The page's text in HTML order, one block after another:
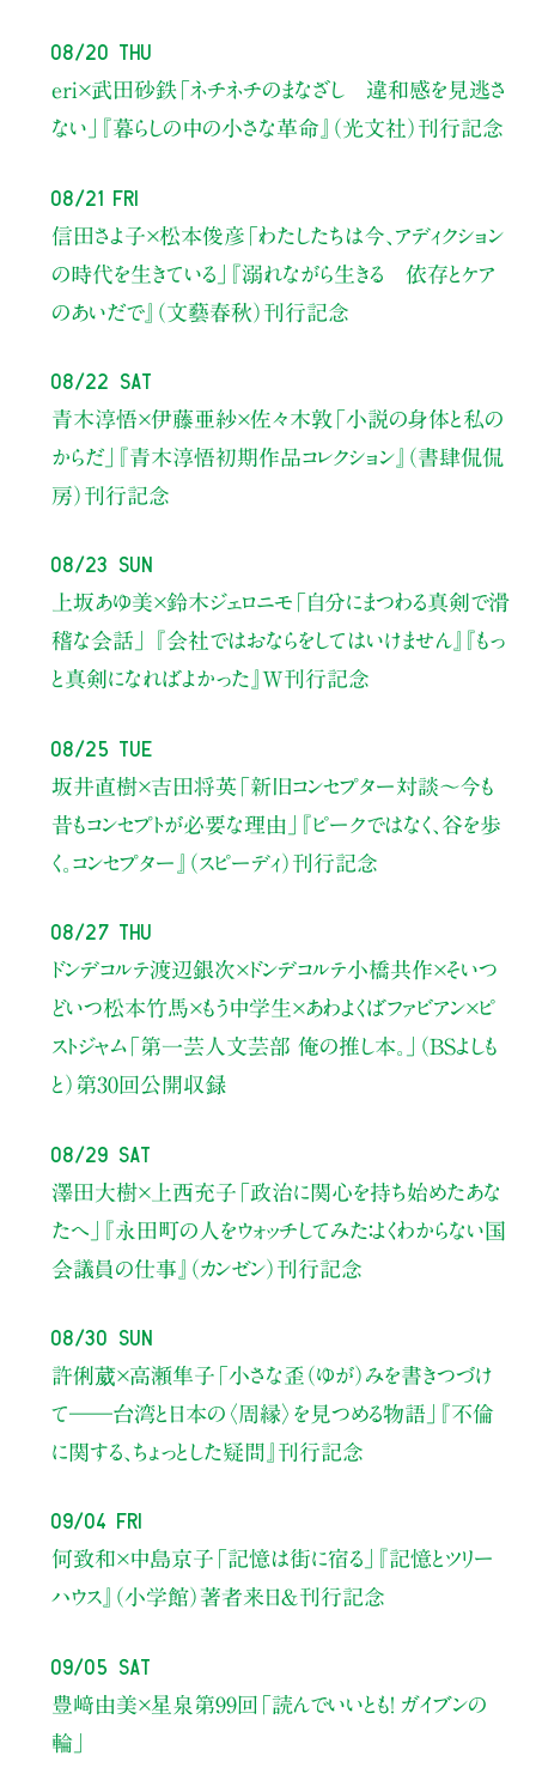
08/20 Thu
eri×武田砂鉄「ネチネチのまなざし 違和感を見逃さ
ない」
『暮らしの中の小さな革命』（光文社）刊行記念
08/21 Fri
信田さよ子×松本俊彦 「わたしたちは今、アディクション
の時代を生きている」
『溺れながら生きる 依存とケア
のあいだで』（文藝春秋）刊行記念
08/22 Sat
青木淳悟×伊藤亜紗×佐々木敦 「小説の身体と私の
からだ」
『青木淳悟初期作品コレクション』（書肆侃侃
房）刊行記念
08/23 Sun
上坂あゆ美×鈴木ジェロニモ 「自分にまつわる真剣で滑
稽な会話」
『会社ではおならをしてはいけません』『もっ
と真剣になればよかった』W刊行記念
08/25 Tue
坂井直樹×吉田将英「新旧コンセプター対談～今も
昔もコンセプトが必要な理由」
『ピークではなく、谷を歩
く。コンセプター』（スピーディ）刊行記念
08/27 Thu
ドンデコルテ渡辺銀次×ドンデコルテ小橋共作×そいつ
どいつ松本竹馬×もう中学生×あわよくばファビアン×ピ
ストジャム「第一芸人文芸部 俺の推し本。」（BSよしも
と） 第30回公開収録
08/29 Sat
澤田大樹×上西充子 「政治に関心を持ち始めたあな
たへ」
『永田町の人をウォッチしてみた：よくわからない国
会議員の仕事』（カンゼン）刊行記念
08/30 Sun
許俐葳×高瀬隼子 「小さな歪（ゆが）みを書きつづけ
て――台湾と日本の〈周縁〉を見つめる物語」
『不倫
に関する、ちょっとした疑問』刊行記念
09/04 Fri
何致和×中島京子 「記憶は街に宿る」
『記憶とツリー
ハウス』（小学館）著者来日＆刊行記念
09/05 Sat
豊﨑由美×星泉 第99回「読んでいいとも！ ガイブンの
輪」